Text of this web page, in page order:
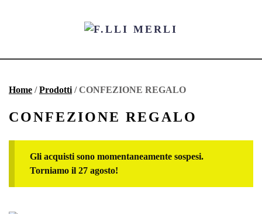
Home /Prodotti / CONFEZIONE REGALO
CONFEZIONE REGALO
Gli acquisti sono momentaneamente sospesi.
Torniamo il 27 agosto!